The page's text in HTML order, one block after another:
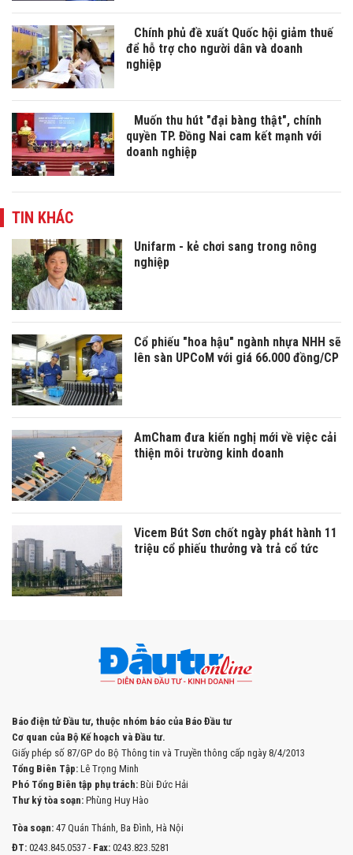
Chính phủ đề xuất Quốc hội giảm thuế
để hỗ trợ cho người dân và doanh
nghiệp
Muốn thu hút "đại bàng thật", chính
quyền TP. Đồng Nai cam kết mạnh với
doanh nghiệp
TIN KHÁC
Unifarm - kẻ chơi sang trong nông
nghiệp
Cổ phiếu "hoa hậu" ngành nhựa NHH sẽ
lên sàn UPCoM với giá 66.000 đồng/CP
AmCham đưa kiến nghị mới về việc cải
thiện môi trường kinh doanh
Vicem Bút Sơn chốt ngày phát hành 11
triệu cổ phiếu thưởng và trả cổ tức
Báo điện tử Đầu tư, thuộc nhóm báo của Báo Đầu tư
Cơ quan của Bộ Kế hoạch và Đầu tư.
Giấy phép số 87/GP do Bộ Thông tin và Truyền thông cấp ngày 8/4/2013
Tổng Biên Tập: Lê Trọng Minh
Phó Tổng Biên tập phụ trách: Bùi Đức Hải
Thư ký tòa soạn: Phùng Huy Hào
Tòa soạn: 47 Quán Thánh, Ba Đình, Hà Nội
ĐT: 0243.845.0537 - Fax: 0243.823.5281